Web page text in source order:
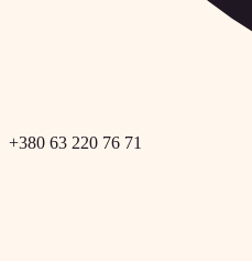
+380 63 220 76 71